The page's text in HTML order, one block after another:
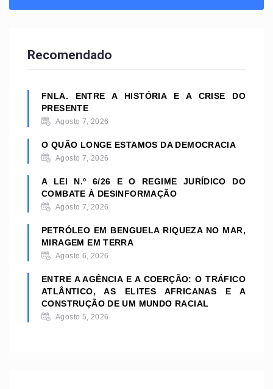
Recomendado
FNLA. ENTRE A HISTÓRIA E A CRISE DO
PRESENTE
Agosto 7, 2026
O QUÃO LONGE ESTAMOS DA DEMOCRACIA
Agosto 7, 2026
A LEI N.º 6/26 E O REGIME JURÍDICO DO
COMBATE À DESINFORMAÇÃO
Agosto 7, 2026
PETRÓLEO EM BENGUELA RIQUEZA NO MAR,
MIRAGEM EM TERRA
Agosto 6, 2026
ENTRE A AGÊNCIA E A COERÇÃO: O TRÁFICO
ATLÂNTICO, AS ELITES AFRICANAS E A
CONSTRUÇÃO DE UM MUNDO RACIAL
Agosto 5, 2026